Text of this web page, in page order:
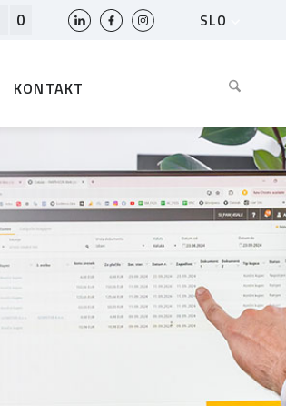
0
SLO
MK
RS
AL
ME
BG
KS
KONTAKT